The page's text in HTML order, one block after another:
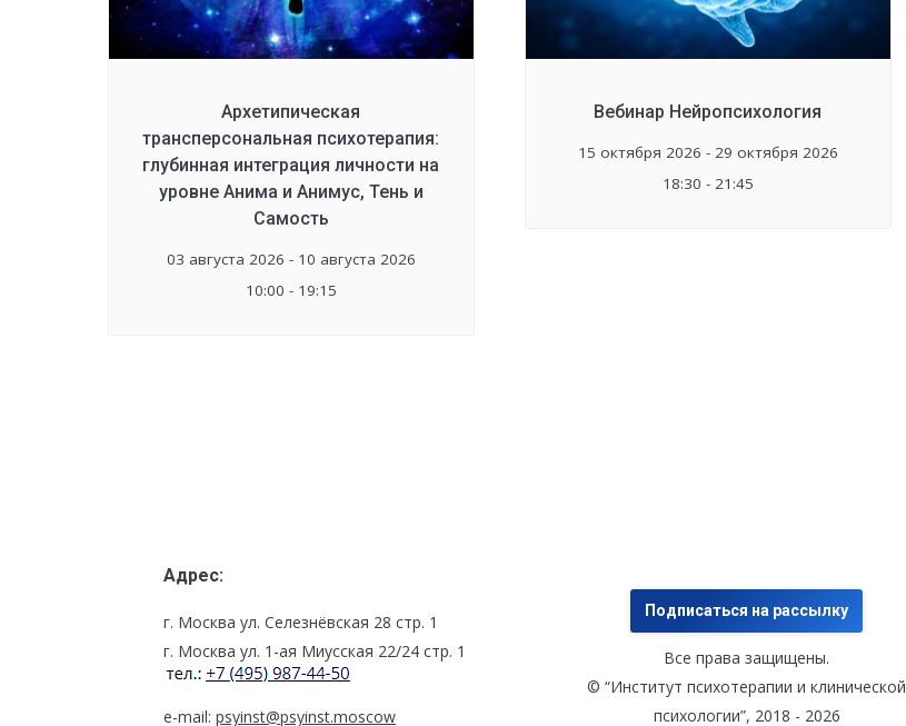
Архетипическая
трансперсональная психотерапия:
глубинная интеграция личности на
уровне Анима и Анимус, Тень и
Самость
03 августа 2026 - 10 августа 2026
10:00 - 19:15
Вебинар Нейропсихология
15 октября 2026 - 29 октября 2026
18:30 - 21:45
Адрес:
г. Москва ул. Селезнёвская 28 стр. 1
г. Москва ул. 1-ая Миусская 22/24 стр. 1
e-mail: psyinst@psyinst.moscow
Подписаться на рассылку
Все права защищены.
© “Институт психотерапии и клинической
психологии”, 2018 - 2026